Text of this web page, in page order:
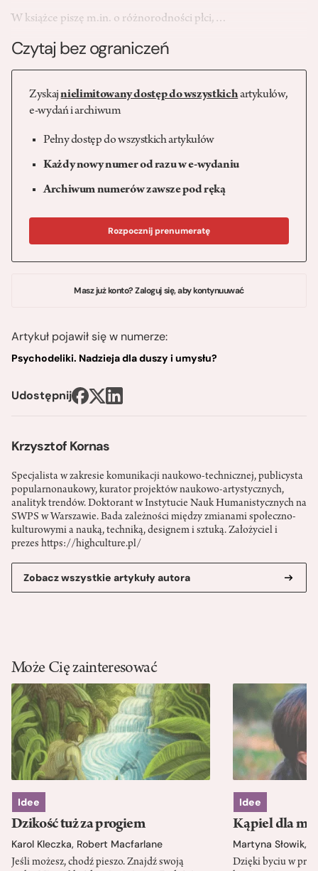
Krzysztof Kornas
Specjalista w zakresie komunikacji naukowo-technicznej, publicysta
popularnonaukowy, kurator projektów naukowo-artystycznych,
analityk trendów. Doktorant w Instytucie Nauk Humanistycznych na
SWPS w Warszawie. Bada zależności między zmianami społeczno-
kulturowymi a nauką, techniką, designem i sztuką. Założyciel i
prezes https://highculture.pl/
Zobacz wszystkie artykuły autora
W książce piszę m.in. o różnorodności płci,…
Czytaj bez ograniczeń
Zyskajnielimitowany dostęp do wszystkichartykułów,
e-wydań i archiwum
Pełny dostęp do wszystkich artykułów
Każdy nowy numer od razu w e-wydaniu
Archiwum numerów zawsze pod ręką
Rozpocznij prenumeratę
Masz już konto? Zaloguj się, aby kontynuuwać
Artykuł pojawił się w numerze:
Psychodeliki. Nadzieja dla duszy i umysłu?
Udostępnij
Może Cię zainteresować
Idee
Dzikość tuż za progiem
Karol Kleczka, Robert Macfarlane
Jeśli możesz, chodź pieszo. Znajdź swoją
Idee
Kąpiel dla
Martyna Słowik,
Dzięki byciu w